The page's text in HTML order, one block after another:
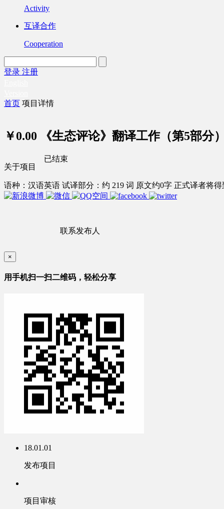
Activity
互译合作
Cooperation
登录 注册
首页 项目详情
￥0.00 《生态评论》翻译工作（第5部分
关于项目
语种：汉语英语 试译部分：约 219 词 原文约0字 正式译者将
联系发布人
已结束
×
用手机扫一扫二维码，轻松分享
18.01.01
发布项目
项目审核